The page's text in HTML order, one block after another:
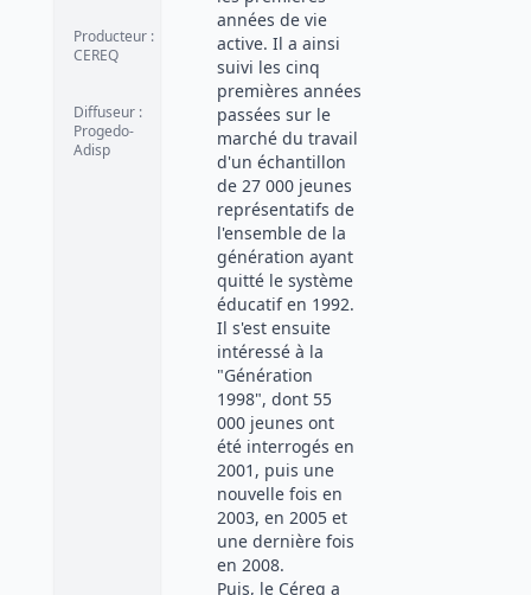
Producteur :
CEREQ
Diffuseur :
Progedo-
Adisp
années de vie
active. Il a ainsi
suivi les cinq
premières années
passées sur le
marché du travail
d'un échantillon
de 27 000 jeunes
représentatifs de
l'ensemble de la
génération ayant
quitté le système
éducatif en 1992.
Il s'est ensuite
intéressé à la
"Génération
1998", dont 55
000 jeunes ont
été interrogés en
2001, puis une
nouvelle fois en
2003, en 2005 et
une dernière fois
en 2008.
Puis, le Céreq a